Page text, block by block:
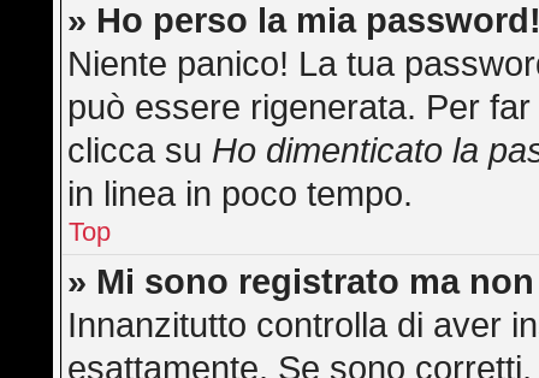
» Ho perso la mia
Niente panico! La tua
può essere rigenerata. Per
clicca su Ho dimenticato la
in linea in poco tempo.
Top
» Mi sono registrato ma
Innanzitutto controlla di aver
esattamente. Se sono